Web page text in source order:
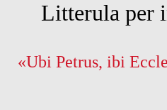
Litterula
«Ubi Petrus, ibi